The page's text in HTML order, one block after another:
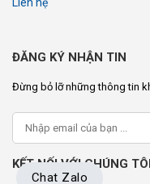
ĐĂNG KÝ NHẬN TIN
Đừng bỏ lỡ những thông tin
KẾT NỐI VỚI CHÚNG TÔI
Chat Zalo